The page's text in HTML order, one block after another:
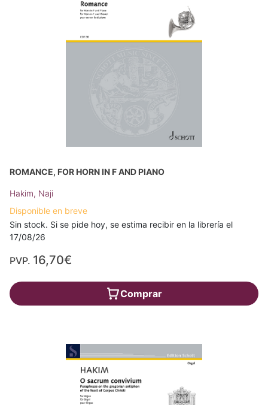
ROMANCE, FOR HORN IN F AND PIANO
Hakim, Naji
Disponible en breve
Sin stock. Si se pide hoy, se estima recibir en la librería el
17/08/26
PVP. 16,70€
Comprar